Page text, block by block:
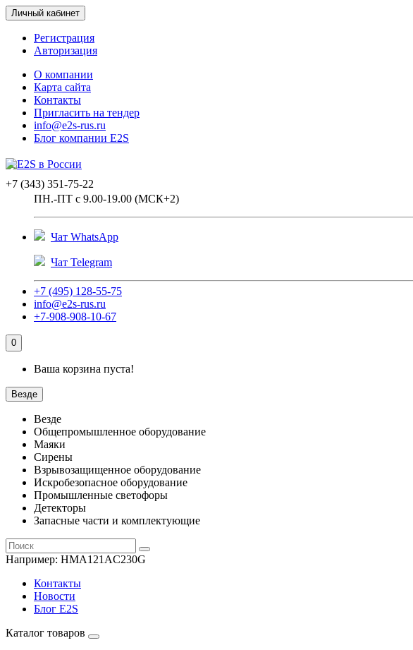
Личный кабинет
Регистрация
Авторизация
О компании
Карта сайта
Контакты
Пригласить на тендер
info@e2s-rus.ru
Блог компании E2S
+7 (343) 351-75-22
ПН.-ПТ с 9.00-19.00 (МСК+2)
Чат WhatsApp
Чат Telegram
+7 (495) 128-55-75
info@e2s-rus.ru
+7-908-908-10-67
0
Ваша корзина пуста!
Везде
Везде
Общепромышленное оборудование
Маяки
Сирены
Взрывозащищенное оборудование
Искробезопасное оборудование
Промышленные светофоры
Детекторы
Запасные части и комплектующие
Например: HMA121AC230G
Контакты
Новости
Блог E2S
Каталог товаров